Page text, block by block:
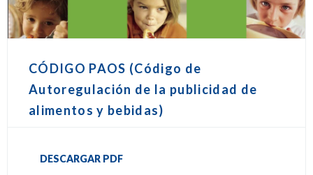
CÓDIGO PAOS (Código de
Autoregulación de la publicidad de
alimentos y bebidas)
DESCARGAR PDF